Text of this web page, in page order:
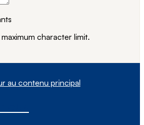
character limit.
au contenu principal